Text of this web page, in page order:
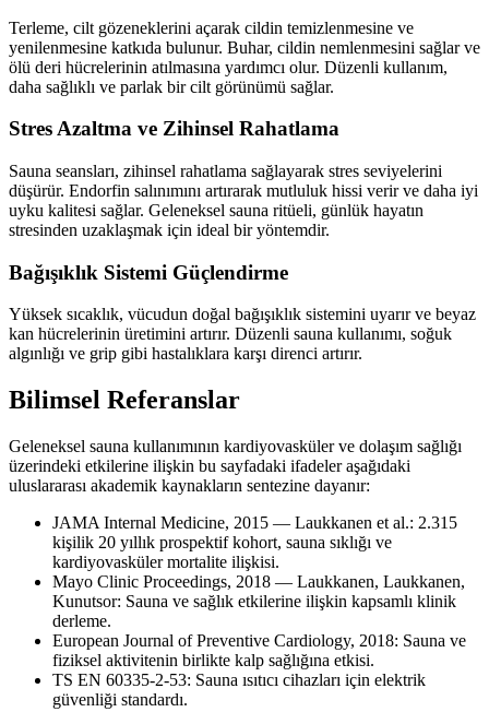
Terleme, cilt gözeneklerini açarak cildin temizlenmesine ve
yenilenmesine katkıda bulunur. Buhar, cildin nemlenmesini sağlar ve
ölü deri hücrelerinin atılmasına yardımcı olur. Düzenli kullanım,
daha sağlıklı ve parlak bir cilt görünümü sağlar.
Stres Azaltma ve Zihinsel Rahatlama
Sauna seansları, zihinsel rahatlama sağlayarak stres seviyelerini
düşürür. Endorfin salınımını artırarak mutluluk hissi verir ve daha iyi
uyku kalitesi sağlar. Geleneksel sauna ritüeli, günlük hayatın
stresinden uzaklaşmak için ideal bir yöntemdir.
Bağışıklık Sistemi Güçlendirme
Yüksek sıcaklık, vücudun doğal bağışıklık sistemini uyarır ve beyaz
kan hücrelerinin üretimini artırır. Düzenli sauna kullanımı, soğuk
algınlığı ve grip gibi hastalıklara karşı direnci artırır.
Bilimsel Referanslar
Geleneksel sauna kullanımının kardiyovasküler ve dolaşım sağlığı
üzerindeki etkilerine ilişkin bu sayfadaki ifadeler aşağıdaki
uluslararası akademik kaynakların sentezine dayanır:
JAMA Internal Medicine, 2015 — Laukkanen et al.: 2.315
kişilik 20 yıllık prospektif kohort, sauna sıklığı ve
kardiyovasküler mortalite ilişkisi.
Mayo Clinic Proceedings, 2018 — Laukkanen, Laukkanen,
Kunutsor: Sauna ve sağlık etkilerine ilişkin kapsamlı klinik
derleme.
European Journal of Preventive Cardiology, 2018: Sauna ve
fiziksel aktivitenin birlikte kalp sağlığına etkisi.
TS EN 60335-2-53: Sauna ısıtıcı cihazları için elektrik
güvenliği standardı.